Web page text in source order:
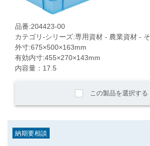
品番:204423-00
カテゴリ-シリーズ:専用資材 - 農業資材 -
外寸:675×500×163mm
有効内寸:455×270×143mm
内容量：17.5
この製品を選択する
納期要相談